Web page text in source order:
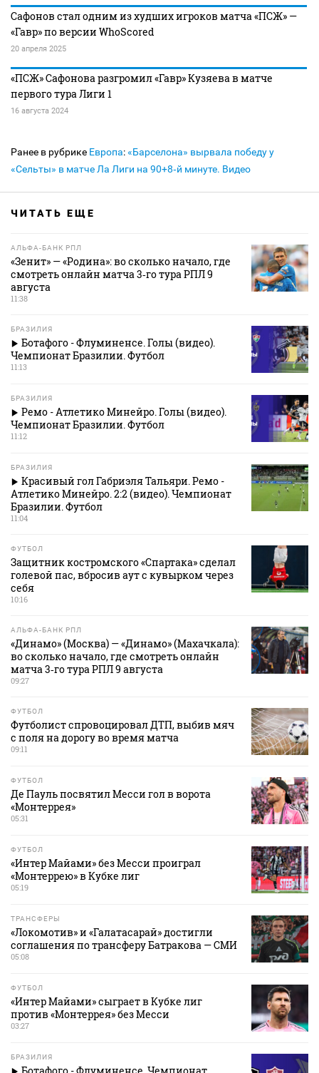
Сафонов стал одним из худших игроков матча «ПСЖ» —
«Гавр» по версии WhoScored
20 апреля 2025
«ПСЖ» Сафонова разгромил «Гавр» Кузяева в матче
первого тура Лиги 1
16 августа 2024
Ранее в рубрике Европа:«Барселона» вырвала победу у
«Сельты» в матче Ла Лиги на 90+8‑й минуте. Видео
ЧИТАТЬ ЕЩЕ
АЛЬФА-БАНК РПЛ
«Зенит» — «Родина»: во сколько начало, где
смотреть онлайн матча 3‑го тура РПЛ 9
августа
11:38
БРАЗИЛИЯ
Ботафого - Флуминенсе. Голы (видео).
Чемпионат Бразилии. Футбол
11:13
БРАЗИЛИЯ
Ремо - Атлетико Минейро. Голы (видео).
Чемпионат Бразилии. Футбол
11:12
БРАЗИЛИЯ
Красивый гол Габриэля Тальяри. Ремо -
Атлетико Минейро. 2:2 (видео). Чемпионат
Бразилии. Футбол
11:04
ФУТБОЛ
Защитник костромского «Спартака» сделал
голевой пас, вбросив аут с кувырком через
себя
10:16
АЛЬФА-БАНК РПЛ
«Динамо» (Москва) — «Динамо» (Махачкала):
во сколько начало, где смотреть онлайн
матча 3‑го тура РПЛ 9 августа
09:27
ФУТБОЛ
Футболист спровоцировал ДТП, выбив мяч
с поля на дорогу во время матча
09:11
ФУТБОЛ
Де Пауль посвятил Месси гол в ворота
«Монтеррея»
05:31
ФУТБОЛ
«Интер Майами» без Месси проиграл
«Монтеррею» в Кубке лиг
05:19
ТРАНСФЕРЫ
«Локомотив» и «Галатасарай» достигли
соглашения по трансферу Батракова — СМИ
05:08
ФУТБОЛ
«Интер Майами» сыграет в Кубке лиг
против «Монтеррея» без Месси
03:27
БРАЗИЛИЯ